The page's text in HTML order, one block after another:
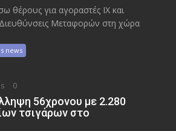
θέρους για αγοραστές ΙΧ και
Μεταφορών στη χώρα
news
0
56χρονου με 2.280
τσιγάρων στο